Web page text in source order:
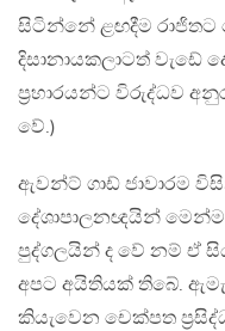
සිටින්නේ ළඟදීම රාජිතට
දිසානායකලාටත් වැඩේ
ප්‍රහාරයන්ට විරුද්ධව
වේ.)
ඇවන්ට් ගාඩ් ජාවාරම
දේශාපාලනඥයින්
පුද්ගලයින් ද වේ නම් ඒ
අපට අයිතියක් තිබේ.
කියැවෙන චෙක්පත